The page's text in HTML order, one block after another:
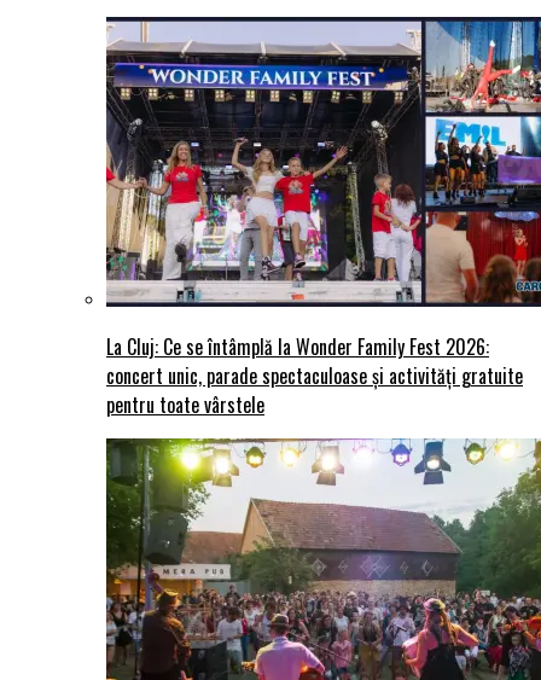
La Cluj: Ce se întâmplă la Wonder Family Fest 2026:
concert unic, parade spectaculoase și activități gratuite
pentru toate vârstele